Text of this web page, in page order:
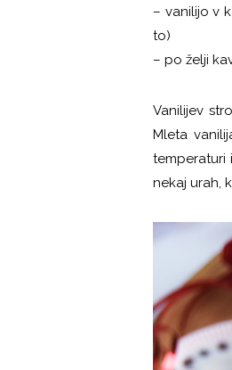
– vanilijo v
to)
– po želji
Vanilijev
Mleta
temperaturi
nekaj urah,